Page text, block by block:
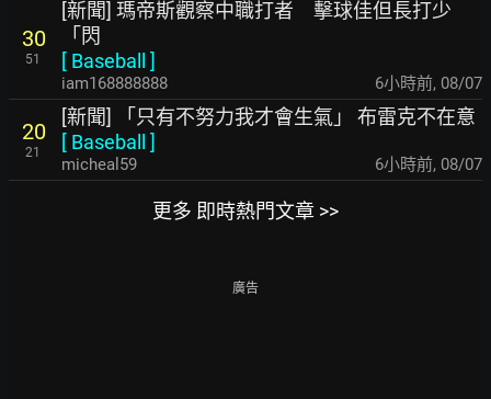
30
51
[新聞] 瑪帝斯觀察中職打者 擊球佳但長打少
「閃
[ Baseball ]
iam168888888 6小時前, 08/07
20
21
[新聞] 「只有不努力我才會生氣」 布雷克不在意
[ Baseball ]
micheal59 6小時前, 08/07
更多 即時熱門文章 >>
廣告